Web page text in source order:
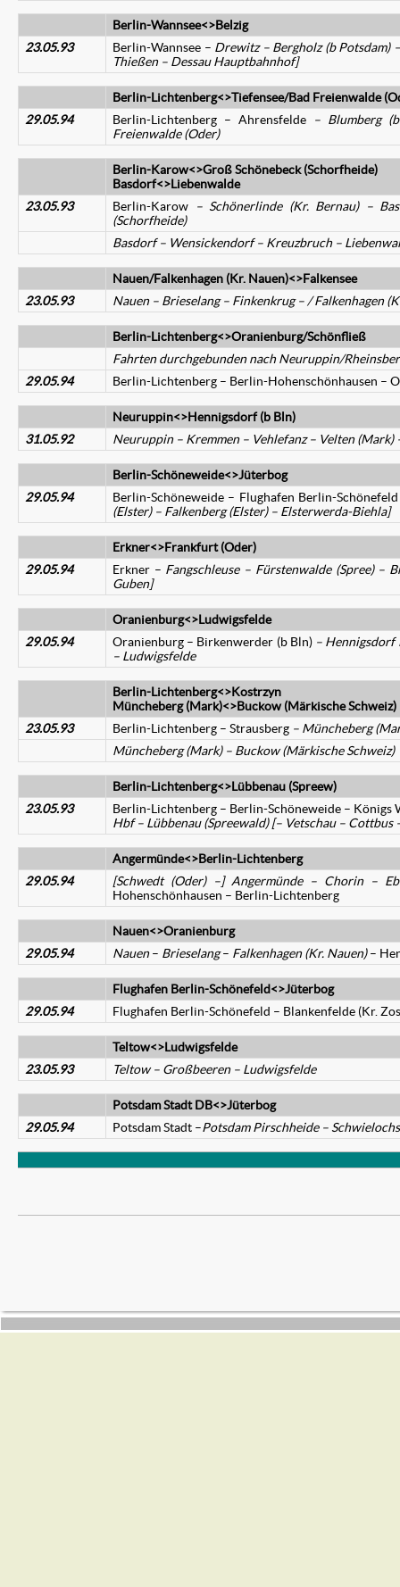
Berlin-Wannsee<>Belzig
23.05.93
Berlin-Wannsee – Drewitz – Bergholz (b Potsdam)
Thießen – Dessau Hauptbahnhof]
Berlin-Lichtenberg<>Tiefensee/Bad Freienwalde
29.05.94
Berlin-Lichtenberg – Ahrensfelde
– Blumberg
Freienwalde (Oder)
Berlin-Karow<>Groß Schönebeck (Schorfheide)
Basdorf<>Liebenwalde
23.05.93
Berlin-Karow
– Schönerlinde (Kr. Bernau) –
(Schorfheide)
Basdorf – Wensickendorf – Kreuzbruch –
Nauen/Falkenhagen (Kr. Nauen)<>Falkensee
23.05.93
Nauen – Brieselang – Finkenkrug – / Falkenhagen
Berlin-Lichtenberg<>Oranienburg/Schönfließ
Fahrten durchgebunden nach Neuruppin/
29.05.94
Berlin-Lichtenberg – Berlin-Hohenschönhausen –
Neuruppin<>Hennigsdorf (b Bln)
31.05.92
Neuruppin – Kremmen – Vehlefanz – Velten (Mark)
Berlin-Schöneweide<>Jüterbog
29.05.94
Berlin-Schöneweide – Flughafen Berlin-
(Elster) – Falkenberg (Elster) – Elsterwerda-Biehla]
Erkner<>Frankfurt (Oder)
29.05.94
Erkner – Fangschleuse – Fürstenwalde (Spree) –
Guben]
Oranienburg<>Ludwigsfelde
29.05.94
Oranienburg – Birkenwerder (b Bln) – Hennigsdorf
– Ludwigsfelde
Berlin-Lichtenberg<>Kostrzyn
Müncheberg (Mark)<>Buckow (Märkische Schweiz)
23.05.93
Berlin-Lichtenberg – Strausberg – Müncheberg
Müncheberg (Mark) – Buckow (Märkische Schweiz)
Berlin-Lichtenberg<>Lübbenau (Spreew)
23.05.93
Berlin-Lichtenberg – Berlin-Schöneweide – Königs
Hbf – Lübbenau (Spreewald) [– Vetschau – Cottbus
Angermünde<>Berlin-Lichtenberg
29.05.94
[Schwedt (Oder) –] Angermünde – Chorin –
Hohenschönhausen – Berlin-Lichtenberg
Nauen<>Oranienburg
29.05.94
Nauen– Brieselang– Falkenhagen (Kr. Nauen)–
Flughafen Berlin-Schönefeld<>Jüterbog
29.05.94
Flughafen Berlin-Schönefeld – Blankenfelde (Kr.
Teltow<>Ludwigsfelde
23.05.93
Teltow – Großbeeren – Ludwigsfelde
Potsdam Stadt DB<>Jüterbog
29.05.94
Potsdam Stadt –Potsdam Pirschheide –